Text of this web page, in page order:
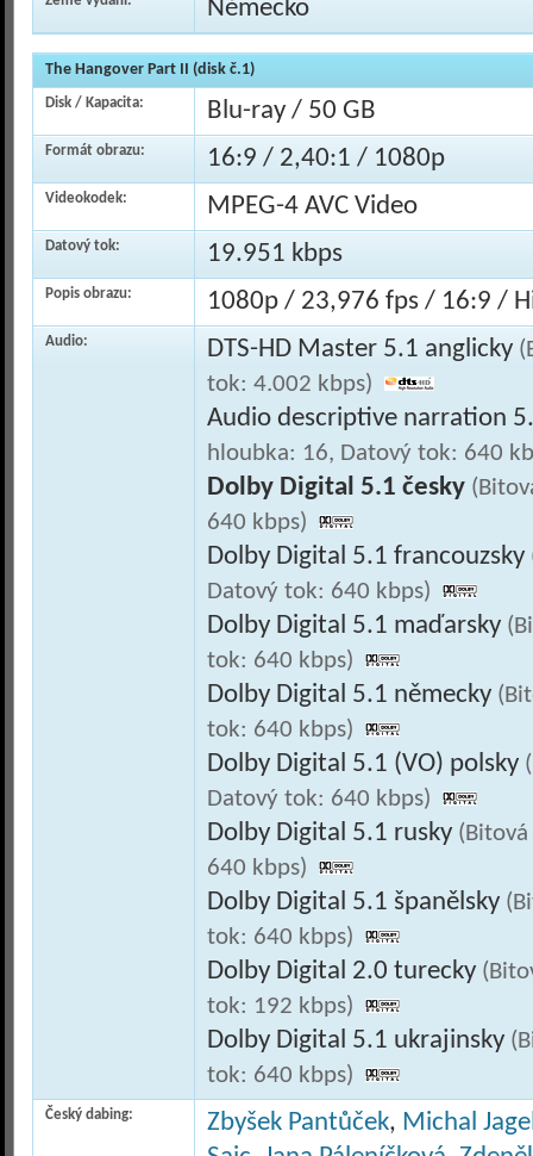
Německo
The Hangover Part II (disk č.1)
Disk / Kapacita: Blu-ray / 50 GB
Formát obrazu: 16:9 / 2,40:1 / 1080p
Videokodek: MPEG-4 AVC Video
Datový tok: 19.951 kbps
Popis obrazu: 1080p / 23,976 fps / 16:9 /
Audio: DTS-HD Master 5.1 anglicky
tok: 4.002 kbps)
Audio descriptive narration
hloubka: 16, Datový tok: 640
Dolby Digital 5.1 česky
640 kbps)
Dolby Digital 5.1 francouzsky
Datový tok: 640 kbps)
Dolby Digital 5.1 maďarsky
tok: 640 kbps)
Dolby Digital 5.1 německy
tok: 640 kbps)
Dolby Digital 5.1 (VO) polsky
Datový tok: 640 kbps)
Dolby Digital 5.1 rusky
640 kbps)
Dolby Digital 5.1 španělsky
tok: 640 kbps)
Dolby Digital 2.0 turecky
tok: 192 kbps)
Dolby Digital 5.1 ukrajinsky
tok: 640 kbps)
Český dabing: Zbyšek Pantůček, Michal